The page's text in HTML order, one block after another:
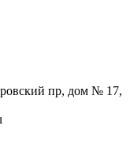
пр, дом № 17,